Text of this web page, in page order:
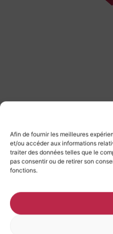
Afin de fournir les meilleures
et/ou accéder aux informations
traiter des données telles que le
pas consentir ou de retirer son
fonctions.